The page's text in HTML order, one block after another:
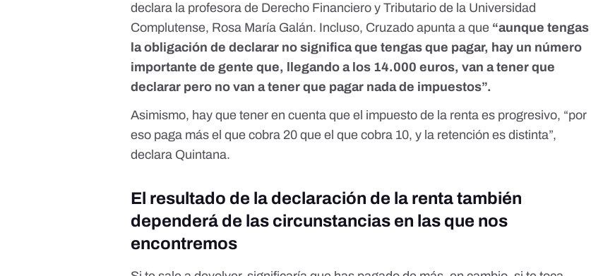
declara la profesora de Derecho Financiero y Tributario de la Universidad
Complutense, Rosa María Galán. Incluso, Cruzado apunta a que “aunque tengas
la obligación de declarar no significa que tengas que pagar, hay un número
importante de gente que, llegando a los 14.000 euros, van a tener que
declarar pero no van a tener que pagar nada de impuestos”.
Asimismo, hay que tener en cuenta queel impuesto de la renta es progresivo, “por
eso paga más el que cobra 20 que el que cobra 10, y la retención es distinta”,
declara Quintana.
El resultado de la declaración de la renta también
dependerá de las circunstancias en las que nos
encontremos